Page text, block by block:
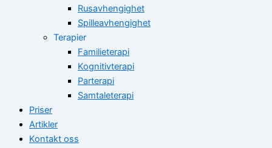
Rusavhengighet
Spilleavhengighet
Terapier
Familieterapi
Kognitivterapi
Parterapi
Samtaleterapi
Priser
Artikler
Kontakt oss